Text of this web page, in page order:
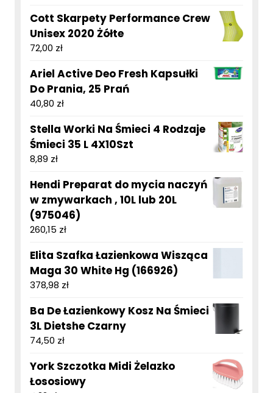
Cott Skarpety Performance Crew
Unisex 2020 Żółte
72,00 zł
Ariel Active Deo Fresh Kapsułki
Do Prania, 25 Prań
40,80 zł
Stella Worki Na Śmieci 4 Rodzaje
Śmieci 35 L 4X10Szt
8,89 zł
Hendi Preparat do mycia naczyń
w zmywarkach , 10L lub 20L
(975046)
260,15 zł
Elita Szafka Łazienkowa Wisząca
Maga 30 White Hg (166926)
378,98 zł
Ba De Łazienkowy Kosz Na Śmieci
3L Dietshe Czarny
74,50 zł
York Szczotka Midi Żelazko
Łososiowy